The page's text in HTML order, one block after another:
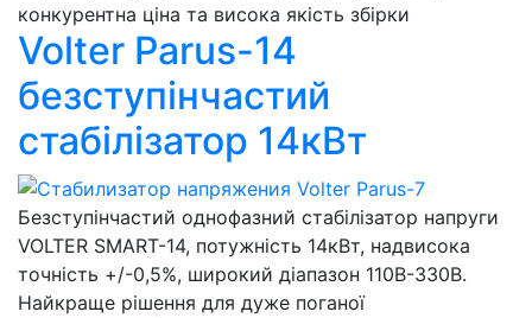
конкурентна ціна та висока якість збірки
Volter Parus-14
безступінчастий
стабілізатор 14кВт
Безступінчастий однофазний стабілізатор напруги
VOLTER SMART-14, потужність 14кВт, надвисока
точність +/-0,5%, широкий діапазон 110В-330В.
Найкраще рішення для дуже поганої